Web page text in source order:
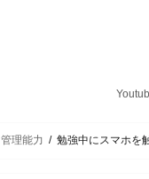
理能力 勉強中にスマホを